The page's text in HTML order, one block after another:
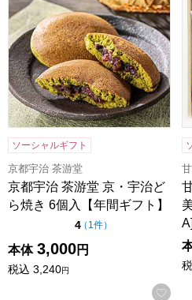
ソーシャルギフト
京都宇治 茶游堂
京都宇治 茶游堂 京・宇治ど
ら焼き 6個入【年間ギフト】
4点（5点満点中）
（ 1件の評価
）
本体 3,000円
税込 3,240円
お